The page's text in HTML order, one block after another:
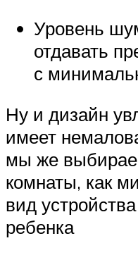
Уровень
отдавать
с
Ну и дизайн
имеет
мы же
комнаты, как
вид
ребенка